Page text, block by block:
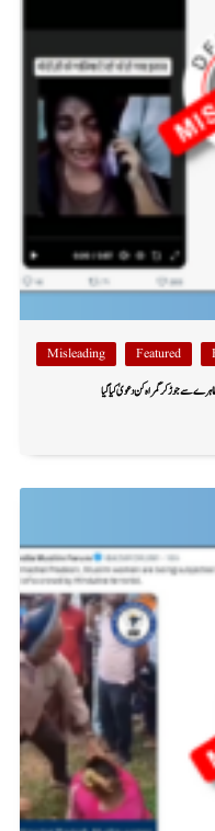
Featured
Misleading
سے جوڑ کر گمراہ کن دعویٰ کیا گیا